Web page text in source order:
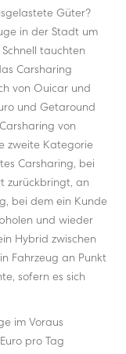
Güter?
in der Stadt um
tauchten
Carsharing
von Ouicar und
und Getaround
von
zweite Kategorie
Carsharing, bei
zurückbringt, an
bei dem ein Kunde
und wieder
Hybrid zwischen
Fahrzeug an Punkt
sofern es sich
im Voraus
pro Tag